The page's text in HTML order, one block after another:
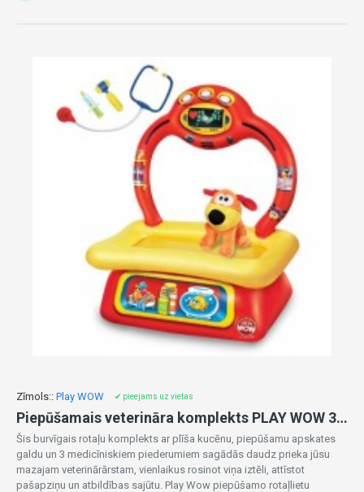
Zīmols:: Play WOW ✔ pieejams uz vietas
Piepūšamais veterināra komplekts PLAY WOW 31535
Šis burvīgais rotaļu komplekts ar plīša kucēnu, piepūšamu apskates
galdu un 3 medicīniskiem piederumiem sagādās daudz prieka jūsu
mazajam veterinārārstam, vienlaikus rosinot viņa iztēli, attīstot
pašapziņu un atbildības sajūtu. Play Wow piepūšamo rotaļlietu